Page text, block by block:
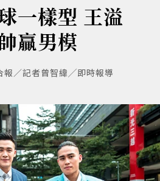
一樣型 王溢
贏男模
報／記者曾智緯╱即時報導